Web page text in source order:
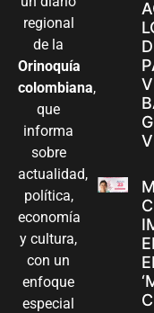
regional
de la
Orinoquía
colombiana,
que
informa
sobre
actualidad,
política,
economía
y cultura,
con un
enfoque
especial